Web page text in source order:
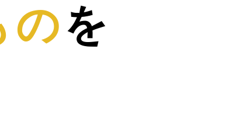
のを